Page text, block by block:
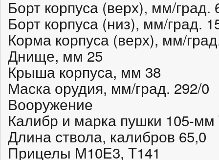
Борт корпуса (верх), мм/град.
Борт корпуса (низ), мм/град.
Корма корпуса (верх), мм/
Днище, мм 25
Крыша корпуса, мм 38
Маска орудия, мм/град. 292/0
Вооружение
Калибр и марка пушки 105-мм
Длина ствола, калибров 65,0
Прицелы M10E3, T141